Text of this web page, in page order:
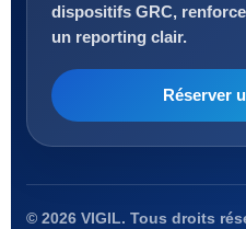
dispositifs GRC,
un reporting clair.
Réserver
© 2026 VIGIL. Tous droits